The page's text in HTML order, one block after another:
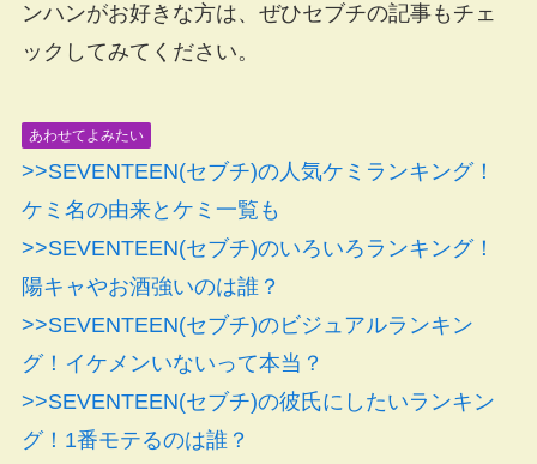
ンハンがお好きな方は、ぜひセブチの記事もチェ
ックしてみてください。
あわせてよみたい
>>SEVENTEEN(セブチ)の人気ケミランキング！
ケミ名の由来とケミ一覧も
>>SEVENTEEN(セブチ)のいろいろランキング！
陽キャやお酒強いのは誰？
>>SEVENTEEN(セブチ)のビジュアルランキン
グ！イケメンいないって本当？
>>SEVENTEEN(セブチ)の彼氏にしたいランキン
グ！1番モテるのは誰？